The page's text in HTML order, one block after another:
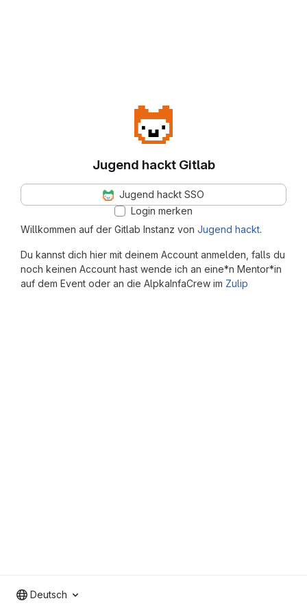
Willkommen auf der Gitlab Instanz von Jugend hackt.
Du kannst dich hier mit deinem Account anmelden, falls du
noch keinen Account hast wende ich an eine*n Mentor*in
auf dem Event oder an die AlpkaInfaCrew im Zulip
Jugend hackt Gitlab
Jugend hackt SSO
Login merken
Deutsch